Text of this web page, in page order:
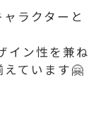
ラクターと
イン性を兼ね
ています🤗